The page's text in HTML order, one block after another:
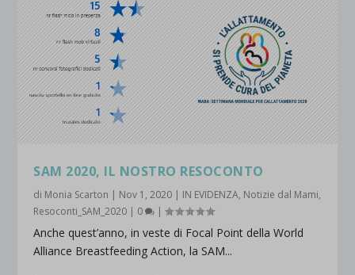
SAM 2020, IL NOSTRO RESOCONTO
di Monia Scarton | Nov 1, 2020 | IN EVIDENZA, Notizie dal Mami,
Resoconti_SAM_2020 | 0 |
Anche quest’anno, in veste di Focal Point della World
Alliance Breastfeeding Action, la SAM...